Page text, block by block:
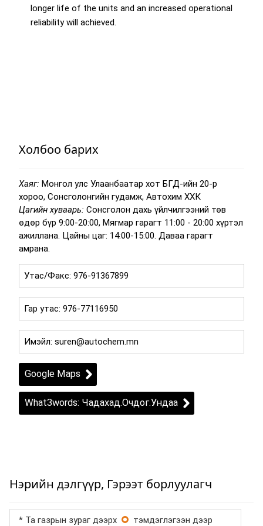
longer life of the units and an increased operational
reliability will achieved.
Холбоо барих
Хаяг: Монгол улс Улаанбаатар хот БГД-ийн 20-р
хороо, Сонсголонгийн гудамж, Автохим ХХК
Цагийн хуваарь: Сонсголон дахь үйлчилгээний төв
өдөр бүр 9:00-20:00, Мягмар гарагт 11:00 - 20:00 хүртэл
ажиллана. Цайны цаг: 14:00-15:00. Даваа гарагт
амрана.
Google Maps
What3words: Чадахад.Очдог.Ундаа
Нэрийн дэлгүүр, Гэрээт борлуулагч
* Та газрын зураг дээрх
тэмдэглэгээн дээр